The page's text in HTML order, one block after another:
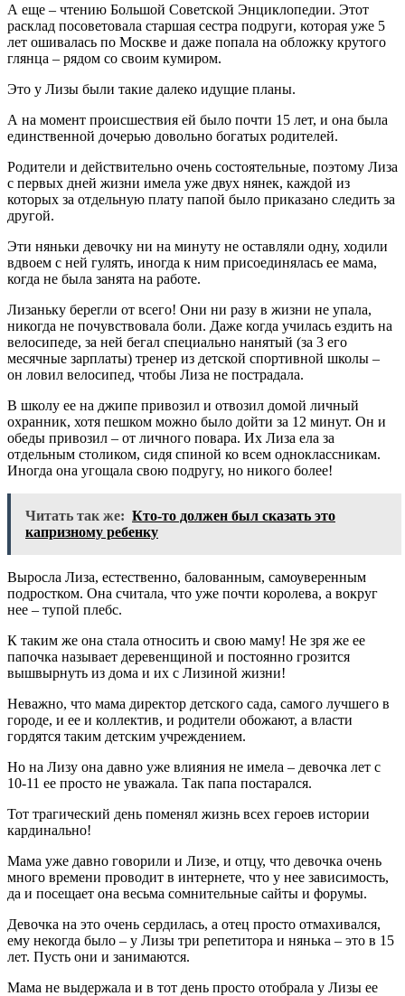
А еще – чтению Большой Советской Энциклопедии. Этот
расклад посоветовала старшая сестра подруги, которая уже 5
лет ошивалась по Москве и даже попала на обложку крутого
глянца – рядом со своим кумиром.
Это у Лизы были такие далеко идущие планы.
А на момент происшествия ей было почти 15 лет, и она была
единственной дочерью довольно богатых родителей.
Родители и действительно очень состоятельные, поэтому Лиза
с первых дней жизни имела уже двух нянек, каждой из
которых за отдельную плату папой было приказано следить за
другой.
Эти няньки девочку ни на минуту не оставляли одну, ходили
вдвоем с ней гулять, иногда к ним присоединялась ее мама,
когда не была занята на работе.
Лизаньку берегли от всего! Они ни разу в жизни не упала,
никогда не почувствовала боли. Даже когда училась ездить на
велосипеде, за ней бегал специально нанятый (за 3 его
месячные зарплаты) тренер из детской спортивной школы –
он ловил велосипед, чтобы Лиза не пострадала.
В школу ее на джипе привозил и отвозил домой личный
охранник, хотя пешком можно было дойти за 12 минут. Он и
обеды привозил – от личного повара. Их Лиза ела за
отдельным столиком, сидя спиной ко всем одноклассникам.
Иногда она угощала свою подругу, но никого более!
Читать так же: Кто-то должен был сказать это
капризному ребенку
Выросла Лиза, естественно, балованным, самоуверенным
подростком. Она считала, что уже почти королева, а вокруг
нее – тупой плебс.
К таким же она стала относить и свою маму! Не зря же ее
папочка называет деревенщиной и постоянно грозится
вышвырнуть из дома и их с Лизиной жизни!
Неважно, что мама директор детского сада, самого лучшего в
городе, и ее и коллектив, и родители обожают, а власти
гордятся таким детским учреждением.
Но на Лизу она давно уже влияния не имела – девочка лет с
10-11 ее просто не уважала. Так папа постарался.
Тот трагический день поменял жизнь всех героев истории
кардинально!
Мама уже давно говорили и Лизе, и отцу, что девочка очень
много времени проводит в интернете, что у нее зависимость,
да и посещает она весьма сомнительные сайты и форумы.
Девочка на это очень сердилась, а отец просто отмахивался,
ему некогда было – у Лизы три репетитора и нянька – это в 15
лет. Пусть они и занимаются.
Мама не выдержала и в тот день просто отобрала у Лизы ее